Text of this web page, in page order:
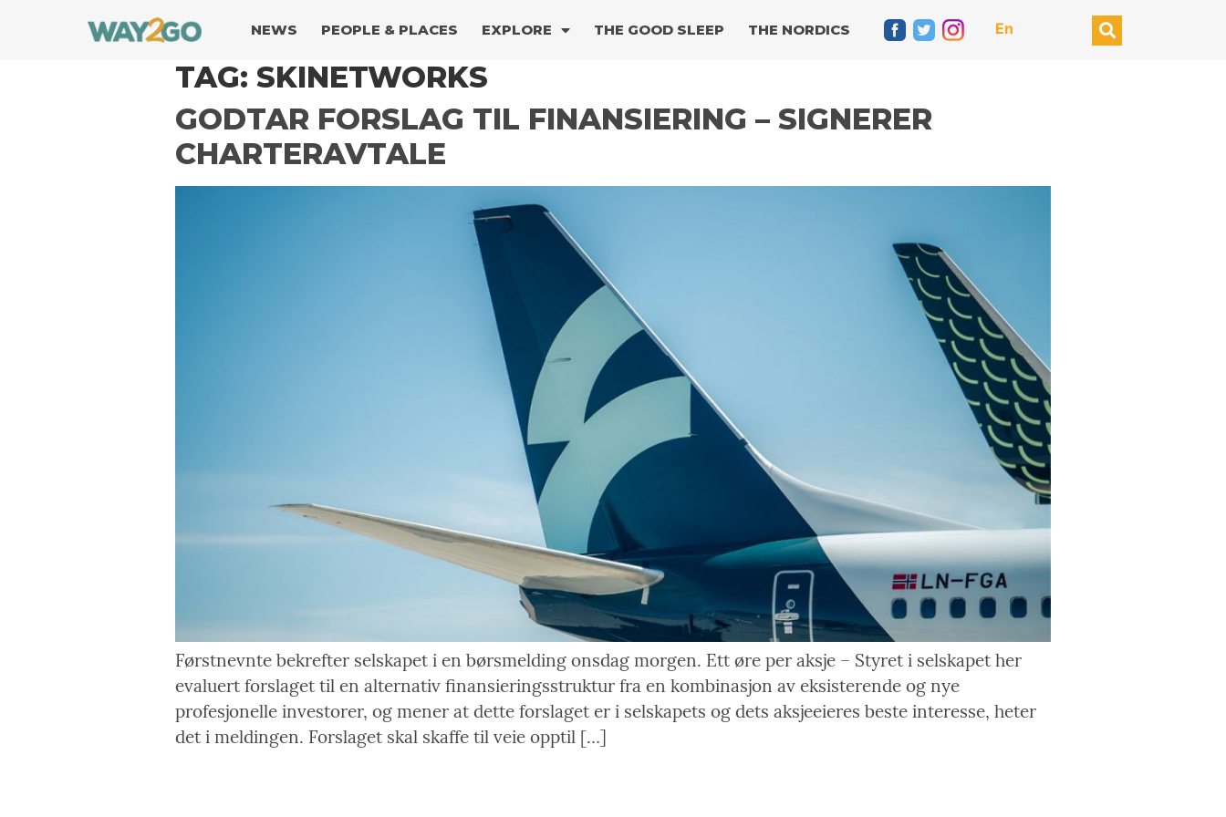
NEWS PEOPLE & PLACES EXPLORE THE GOOD SLEEP THE NORDICS En
TAG: SKINETWORKS
GODTAR FORSLAG TIL FINANSIERING – SIGNERER
CHARTERAVTALE
Førstnevnte bekrefter selskapet i en børsmelding onsdag morgen. Ett øre per aksje – Styret i selskapet her
evaluert forslaget til en alternativ finansieringsstruktur fra en kombinasjon av eksisterende og nye
profesjonelle investorer, og mener at dette forslaget er i selskapets og dets aksjeeieres beste interesse, heter
det i meldingen. Forslaget skal skaffe til veie opptil […]